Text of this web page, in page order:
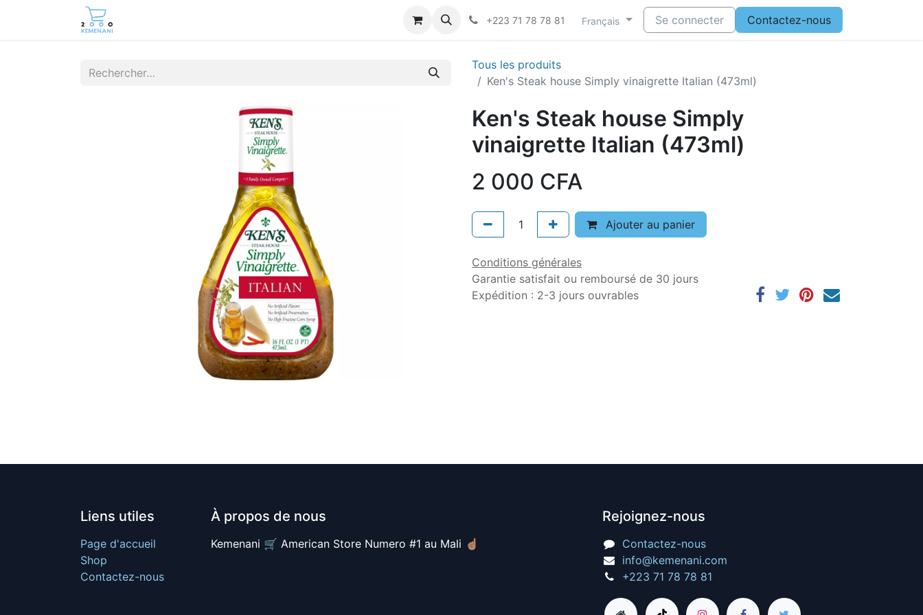
+223 71 78 78 81 Français Se connecter Contactez-nous
Tous les produits
Ken's Steak house Simply vinaigrette Italian (473ml)
Ken's Steak house Simply
vinaigrette Italian (473ml)
2 000 CFA
Ajouter au panier
Conditions générales
Garantie satisfait ou remboursé de 30 jours
Expédition : 2-3 jours ouvrables
Liens utiles
Page d'accueil
Shop
Contactez-nous
À propos de nous
Kemenani 🛒 American Store Numero #1 au Mali ☝🏽
Rejoignez-nous
Contactez-nous
info@kemenani.com
+223 71 78 78 81